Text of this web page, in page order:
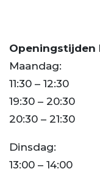
Openingstijden
Maandag:
11:30 – 12:30
19:30 – 20:30
20:30 – 21:30
Dinsdag:
13:00 – 14:00